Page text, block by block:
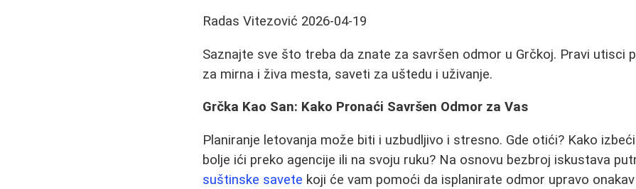
Radas Vitezović 2026-04-19
Saznajte sve što treba da znate za savršen odmor u Grčkoj. Pravi utisci
za mirna i živa mesta, saveti za uštedu i uživanje.
Grčka Kao San: Kako Pronaći Savršen Odmor za Vas
Planiranje letovanja može biti i uzbudljivo i stresno. Gde otići? Kako
bolje ići preko agencije ili na svoju ruku? Na osnovu bezbroj iskustava
suštinske savete koji će vam pomoći da isplanirate odmor upravo